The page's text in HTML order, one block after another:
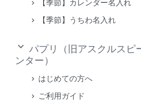
【季節】カレンダー名入れ
【季節】うちわ名入れ
keyboard_arrow_down パプリ（旧アスクルスピ
ンター）
はじめての方へ
ご利用ガイド